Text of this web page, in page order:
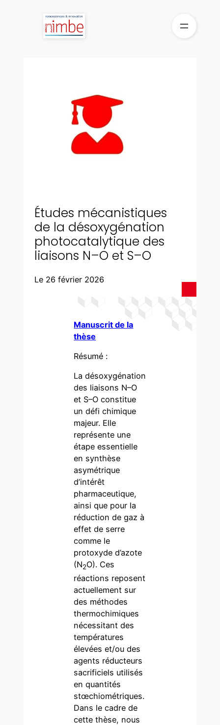
Études mécanistiques
de la désoxygénation
photocatalytique des
liaisons N–O et S–O
Le 26 février 2026
Manuscrit de la
thèse
Résumé :
La désoxygénation
des liaisons N–O
et S–O constitue
un défi chimique
majeur. Elle
représente une
étape essentielle
en synthèse
asymétrique
d’intérêt
pharmaceutique,
ainsi que pour la
réduction de gaz à
effet de serre
comme le
protoxyde d’azote
(N2O). Ces
réactions reposent
actuellement sur
des méthodes
thermochimiques
nécessitant des
températures
élevées et/ou des
agents réducteurs
sacrificiels utilisés
en quantités
stœchiométriques.
Dans le cadre de
cette thèse, nous